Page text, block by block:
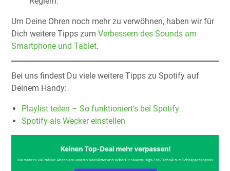
Um Deine Ohren noch mehr zu verwöhnen, haben wir für
Dich weitere Tipps zum Verbessern des Sounds am
Smartphone und Tablet.
Bei uns findest Du viele weitere Tipps zu Spotify auf
Deinem Handy:
Playlist teilen – So funktioniert‘s bei Spotify
Spotify als Wecker einstellen